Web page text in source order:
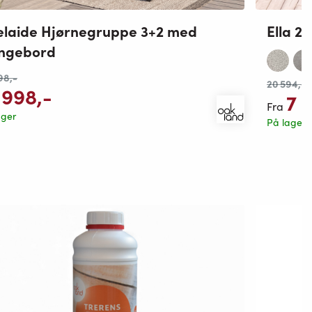
Hjørnegruppe 3+2 med
,-
,-
Ella 2
20 594,-
Fra 7
På lager